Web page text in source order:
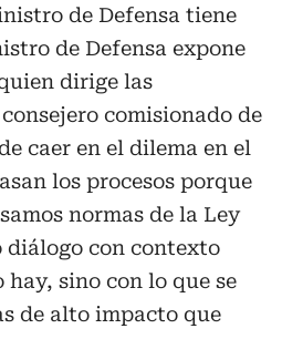
de Defensa tiene
de Defensa expone
dirige las
comisionado de
caer en el dilema en el
los procesos porque
normas de la Ley
diálogo con contexto
sino con lo que se
de alto impacto que